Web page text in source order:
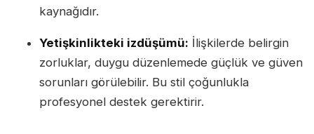
kaynağıdır.
Yetişkinlikteki izdüşümü: İlişkilerde belirgin
zorluklar, duygu düzenlemede güçlük ve güven
sorunları görülebilir. Bu stil çoğunlukla
profesyonel destek gerektirir.